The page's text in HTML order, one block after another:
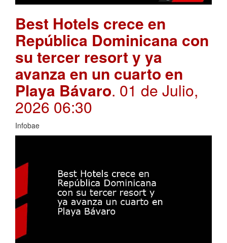
Best Hotels crece en
República Dominicana con
su tercer resort y ya
avanza en un cuarto en
Playa Bávaro. 01 de Julio,
2026 06:30
Infobae